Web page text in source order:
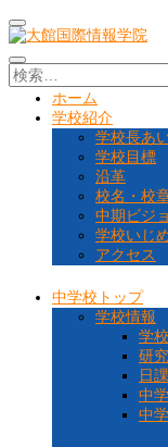
コ
ン
テ
ン
大館国際情
秋田県大館市に位置す
検
索:
ホーム
学校紹介
学校長あ
学校目標
沿革
校名・校
中期ビジ
学校いじ
アクセス
中学校トップ
学校情報
学
研
日
中
中